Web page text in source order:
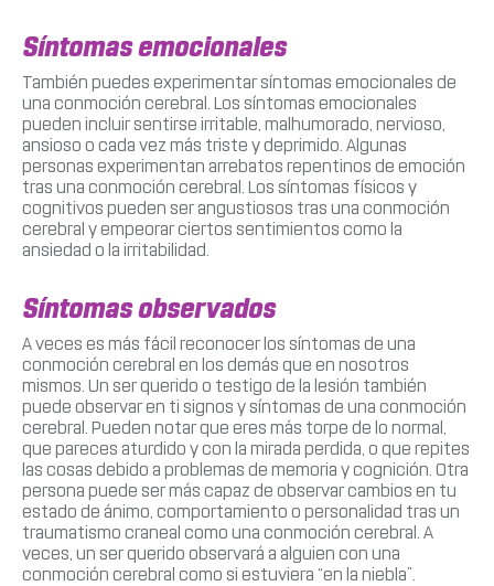
Síntomas emocionales
También puedes experimentar síntomas emocionales de
una conmoción cerebral. Los síntomas emocionales
pueden incluir sentirse irritable, malhumorado, nervioso,
ansioso o cada vez más triste y deprimido. Algunas
personas experimentan arrebatos repentinos de emoción
tras una conmoción cerebral. Los síntomas físicos y
cognitivos pueden ser angustiosos tras una conmoción
cerebral y empeorar ciertos sentimientos como la
ansiedad o la irritabilidad.
Síntomas observados
A veces es más fácil reconocer los síntomas de una
conmoción cerebral en los demás que en nosotros
mismos. Un ser querido o testigo de la lesión también
puede observar en ti signos y síntomas de una conmoción
cerebral. Pueden notar que eres más torpe de lo normal,
que pareces aturdido y con la mirada perdida, o que repites
las cosas debido a problemas de memoria y cognición. Otra
persona puede ser más capaz de observar cambios en tu
estado de ánimo, comportamiento o personalidad tras un
traumatismo craneal como una conmoción cerebral. A
veces, un ser querido observará a alguien con una
conmoción cerebral como si estuviera “en la niebla”.